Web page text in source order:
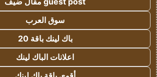
سوق العرب
باك لينك باقة 20
اعلانات الباك لينك